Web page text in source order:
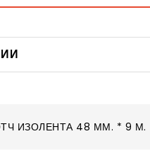
ИЗОЛЕНТА 48 ММ. * 9 М.